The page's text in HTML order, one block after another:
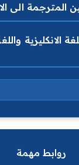
المترجمة الى
الانكليزية
روابط مهمة